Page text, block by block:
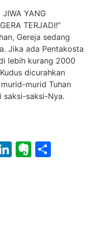
JIWA YANG
TERJADI!”
Gereja sedang
Jika ada Pentakosta
lebih kurang 2000
dicurahkan
murid Tuhan
saksi-saksi-Nya.
LinkedIn